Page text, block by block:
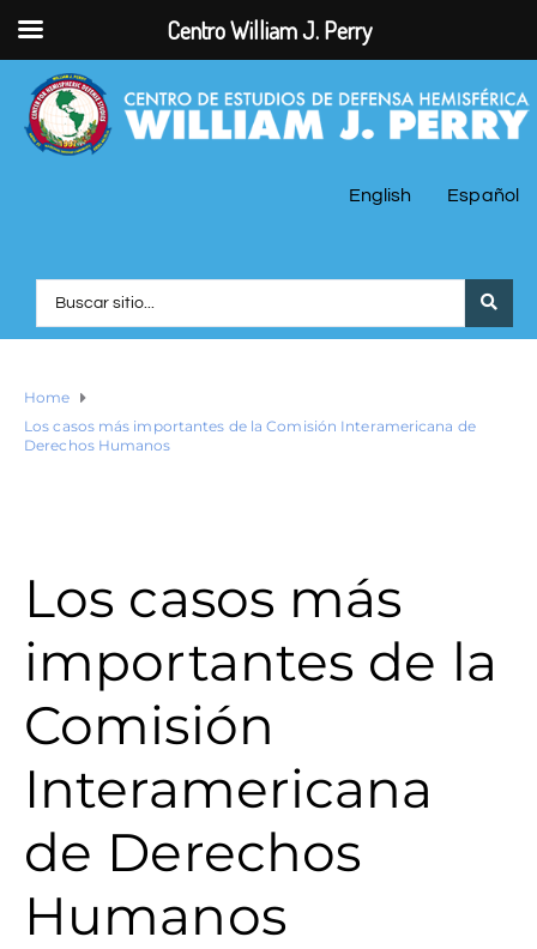
English Español
Home
Los casos más importantes de la Comisión Interamericana de
Derechos Humanos
Los casos más
importantes de la
Comisión
Interamericana
de Derechos
Humanos
Centro William J. Perry